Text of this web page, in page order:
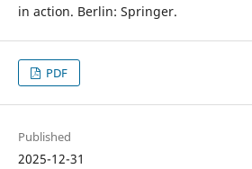
in action. Berlin: Springer.
PDF
Published
2025-12-31